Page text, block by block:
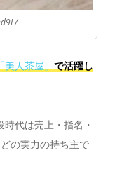
美人茶屋」で活躍し
代は売上・指名・
の実力の持ち主で